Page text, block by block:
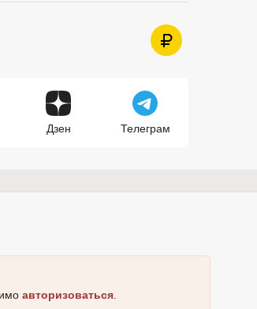
Дзен Телеграм
авторизоваться